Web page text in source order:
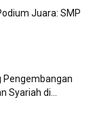
Juara: SMP
Pengembangan
Syariah di...